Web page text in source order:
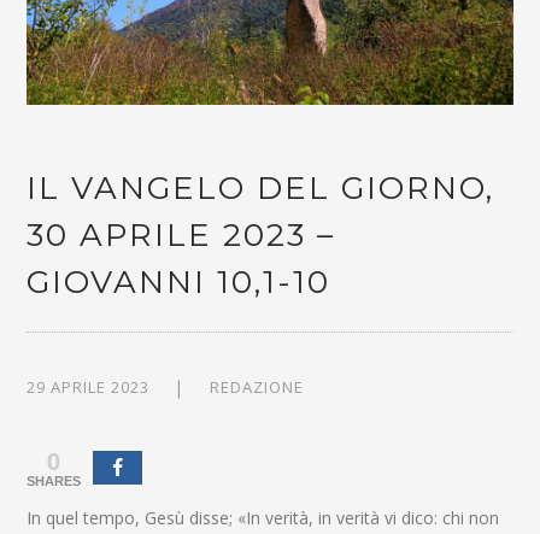
IL VANGELO DEL GIORNO,
30 APRILE 2023 –
GIOVANNI 10,1-10
29 APRILE 2023 REDAZIONE
0
SHARES
In quel tempo, Gesù disse; «In verità, in verità vi dico: chi non